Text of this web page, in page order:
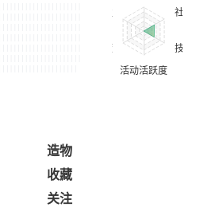
造物
收藏
关注